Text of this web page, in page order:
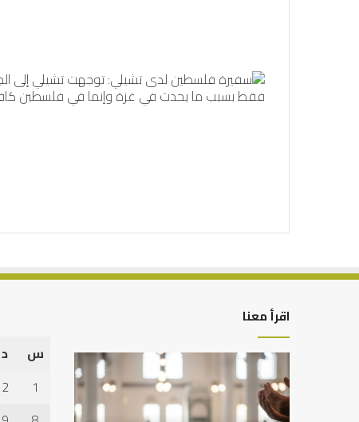
اقرأ معنا
أهم
أسباب
عدم
استجابة
العلاقة
الإمام
س
د
1
2